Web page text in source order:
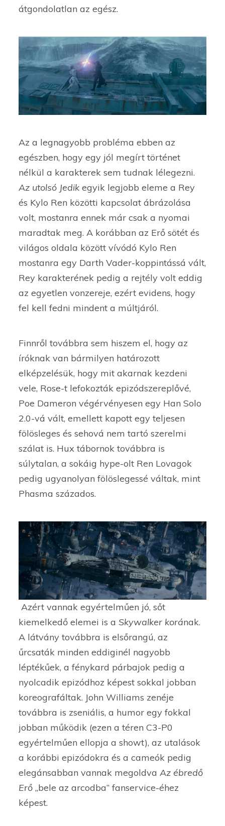
átgondolatlan az egész.
Az a legnagyobb probléma ebben az
egészben, hogy egy jól megírt történet
nélkül a karakterek sem tudnak lélegezni.
Az utolsó Jedik egyik legjobb eleme a Rey
és Kylo Ren közötti kapcsolat ábrázolása
volt, mostanra ennek már csak a nyomai
maradtak meg. A korábban az Erő sötét és
világos oldala között vívódó Kylo Ren
mostanra egy Darth Vader-koppintássá vált,
Rey karakterének pedig a rejtély volt eddig
az egyetlen vonzereje, ezért evidens, hogy
fel kell fedni mindent a múltjáról.
Finnről továbbra sem hiszem el, hogy az
íróknak van bármilyen határozott
elképzelésük, hogy mit akarnak kezdeni
vele, Rose-t lefokozták epizódszereplővé,
Poe Dameron végérvényesen egy Han Solo
2.0-vá vált, emellett kapott egy teljesen
fölösleges és sehová nem tartó szerelmi
szálat is. Hux tábornok továbbra is
súlytalan, a sokáig hype-olt Ren Lovagok
pedig ugyanolyan fölöslegessé váltak, mint
Phasma százados.
Azért vannak egyértelműen jó, sőt
kiemelkedő elemei is aSkywalker korának.
A látvány továbbra is elsőrangú, az
űrcsaták minden eddiginél nagyobb
léptékűek, a fénykard párbajok pedig a
nyolcadik epizódhoz képest sokkal jobban
koreografáltak. John Williams zenéje
továbbra is zseniális, a humor egy fokkal
jobban működik (ezen a téren C3-P0
egyértelműen ellopja a showt), az utalások
a korábbi epizódokra és a cameók pedig
elegánsabban vannak megoldvaAz ébredő
Erő „bele az arcodba” fanservice-éhez
képest.